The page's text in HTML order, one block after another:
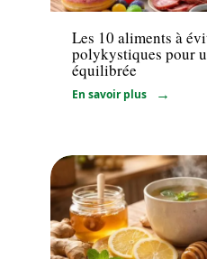
Les 10 aliments à
polykystiques pour
équilibrée
En savoir plus
Bien-être